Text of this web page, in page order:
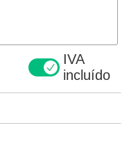
IVA
incluído